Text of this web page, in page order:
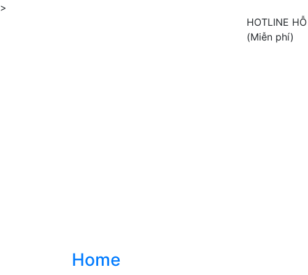
>
HOTLINE
(Miễn phí)
Home